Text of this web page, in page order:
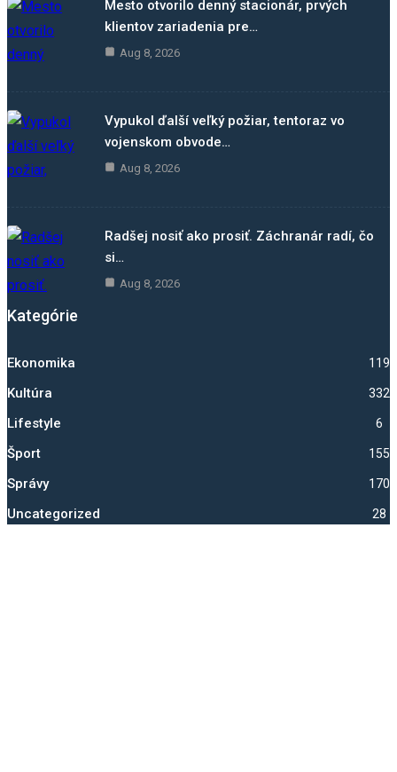
Mesto otvorilo denný stacionár, prvých
klientov zariadenia pre…
Aug 8, 2026
Vypukol ďalší veľký požiar, tentoraz vo
vojenskom obvode…
Aug 8, 2026
Radšej nosiť ako prosiť. Záchranár radí, čo
si…
Aug 8, 2026
Kategórie
Ekonomika 1193
Kultúra 332
Lifestyle 6
Šport 1550
Správy
Uncategorized 28